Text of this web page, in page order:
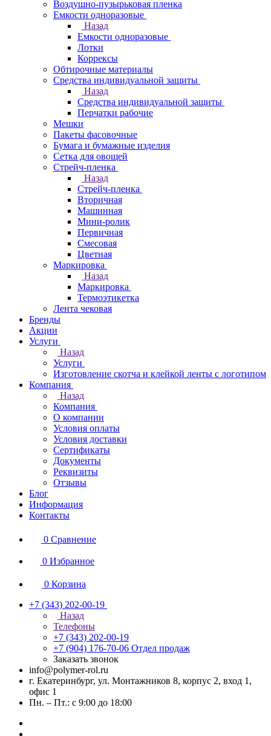
Воздушно-пузырьковая пленка
Емкости одноразовые
Назад
Емкости одноразовые
Лотки
Коррексы
Обтирочные материалы
Средства индивидуальной защиты
Назад
Средства индивидуальной защиты
Перчатки рабочие
Мешки
Пакеты фасовочные
Бумага и бумажные изделия
Сетка для овощей
Стрейч-пленка
Назад
Стрейч-пленка
Вторичная
Машинная
Мини-ролик
Первичная
Смесовая
Цветная
Маркировка
Назад
Маркировка
Термоэтикетка
Лента чековая
Бренды
Акции
Услуги
Назад
Услуги
Изготовление скотча и клейкой ленты с логотипом
Компания
Назад
Компания
О компании
Условия оплаты
Условия доставки
Сертификаты
Документы
Реквизиты
Отзывы
Блог
Информация
Контакты
0 Сравнение
0 Избранное
0 Корзина
+7 (343) 202-00-19
Назад
Телефоны
+7 (343) 202-00-19
+7 (904) 176-70-06 Отдел продаж
Заказать звонок
info@polymer-rol.ru
г. Екатеринбург, ул. Монтажников 8, корпус 2, вход 1,
офис 1
Пн. – Пт.: с 9:00 до 18:00